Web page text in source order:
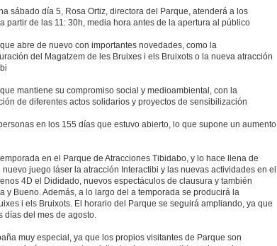
sábado día 5, Rosa Ortiz, directora del Parque, atenderá a los
partir de las 11: 30h, media hora antes de la apertura al público
abre de nuevo con importantes novedades, como la
del Magatzem de les Bruixes i els Bruixots o la nueva atracción
mantiene su compromiso social y medioambiental, con la
de diferentes actos solidarios y proyectos de sensibilización
en los 155 días que estuvo abierto, lo que supone un aumento
en el Parque de Atracciones Tibidabo, y lo hace llena de
juego láser la atracción Interactibi y las nuevas actividades en el
4D el Dididado, nuevos espectáculos de clausura y también
y Bueno. Además, a lo largo del a temporada se producirá la
i els Bruixots. El horario del Parque se seguirá ampliando, ya que
días del mes de agosto.
muy especial, ya que los propios visitantes de Parque son